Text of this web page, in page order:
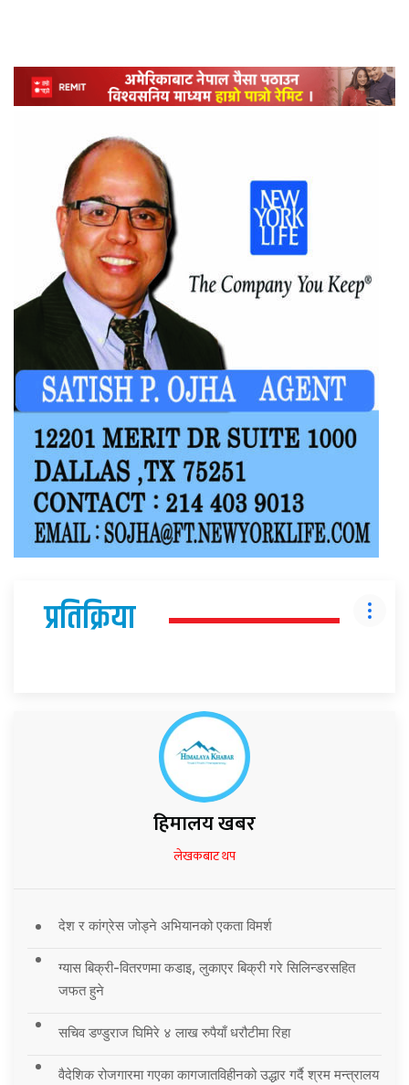
प्रतिक्रिया
हिमालय खबर
लेखकबाट थप
देश र कांग्रेस जोड्ने अभियानको एकता विमर्श
ग्यास बिक्री-वितरणमा कडाइ, लुकाएर बिक्री गरे सिलिन्डरसहित
जफत हुने
सचिव डण्डुराज घिमिरे ४ लाख रुपैयाँ धरौटीमा रिहा
वैदेशिक रोजगारमा गएका कागजातविहीनको उद्धार गर्दै श्रम मन्त्रालय